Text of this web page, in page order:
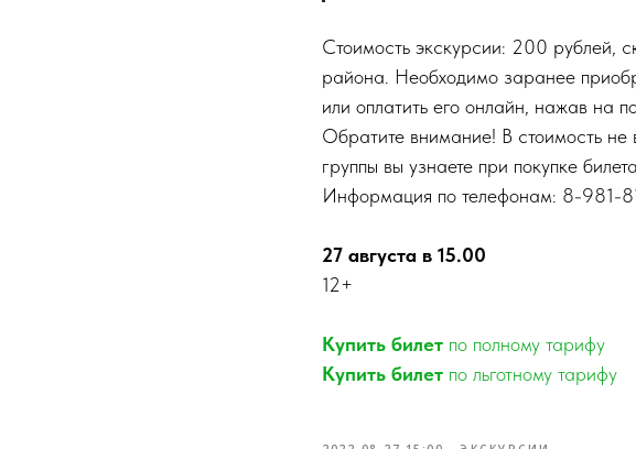
Стоимость экскурсии: 200 рублей,
района. Необходимо заранее
или оплатить его онлайн, нажав на
Обратите внимание! В стоимость
группы вы узнаете при покупке билета.
Информация по телефонам: 8-981-
27 августа в 15.00
12+
Купить билет по полному тарифу
Купить билет по льготному тарифу